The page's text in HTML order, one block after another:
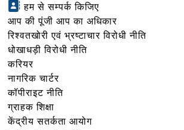
हम से सम्पर्क किजिए
आप की पूंजी आप का अधिकार
रिश्वतखोरी एवं भ्रष्टाचार विरोधी नीति
धोखाधड़ी विरोधी नीति
करियर
नागरिक चार्टर
कॉपीराइट नीति
ग्राहक शिक्षा
केंद्रीय सतर्कता आयोग